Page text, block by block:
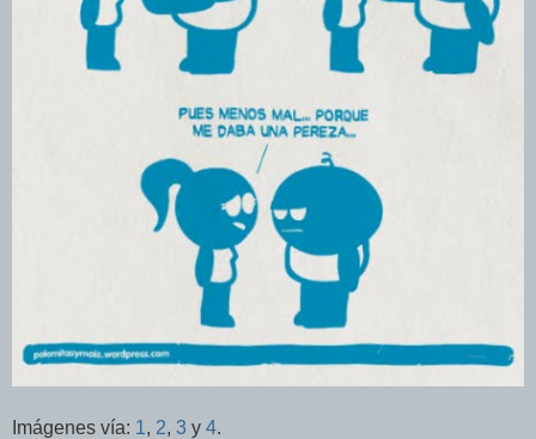
Imágenes vía: 1, 2, 3 y 4.